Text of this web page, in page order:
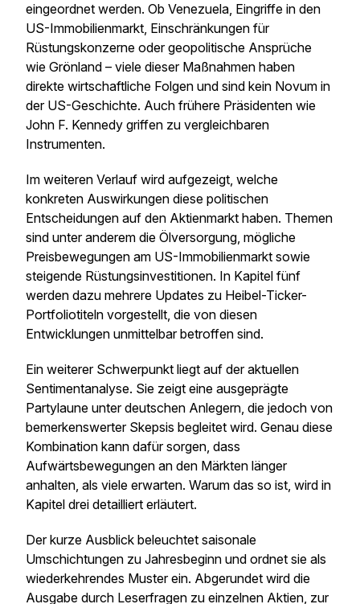
eingeordnet werden. Ob Venezuela, Eingriffe in den
US-Immobilienmarkt, Einschränkungen für
Rüstungskonzerne oder geopolitische Ansprüche
wie Grönland – viele dieser Maßnahmen haben
direkte wirtschaftliche Folgen und sind kein Novum in
der US-Geschichte. Auch frühere Präsidenten wie
John F. Kennedy griffen zu vergleichbaren
Instrumenten.
Im weiteren Verlauf wird aufgezeigt, welche
konkreten Auswirkungen diese politischen
Entscheidungen auf den Aktienmarkt haben. Themen
sind unter anderem die Ölversorgung, mögliche
Preisbewegungen am US-Immobilienmarkt sowie
steigende Rüstungsinvestitionen. In Kapitel fünf
werden dazu mehrere Updates zu Heibel-Ticker-
Portfoliotiteln vorgestellt, die von diesen
Entwicklungen unmittelbar betroffen sind.
Ein weiterer Schwerpunkt liegt auf der aktuellen
Sentimentanalyse. Sie zeigt eine ausgeprägte
Partylaune unter deutschen Anlegern, die jedoch von
bemerkenswerter Skepsis begleitet wird. Genau diese
Kombination kann dafür sorgen, dass
Aufwärtsbewegungen an den Märkten länger
anhalten, als viele erwarten. Warum das so ist, wird in
Kapitel drei detailliert erläutert.
Der kurze Ausblick beleuchtet saisonale
Umschichtungen zu Jahresbeginn und ordnet sie als
wiederkehrendes Muster ein. Abgerundet wird die
Ausgabe durch Leserfragen zu einzelnen Aktien, zur